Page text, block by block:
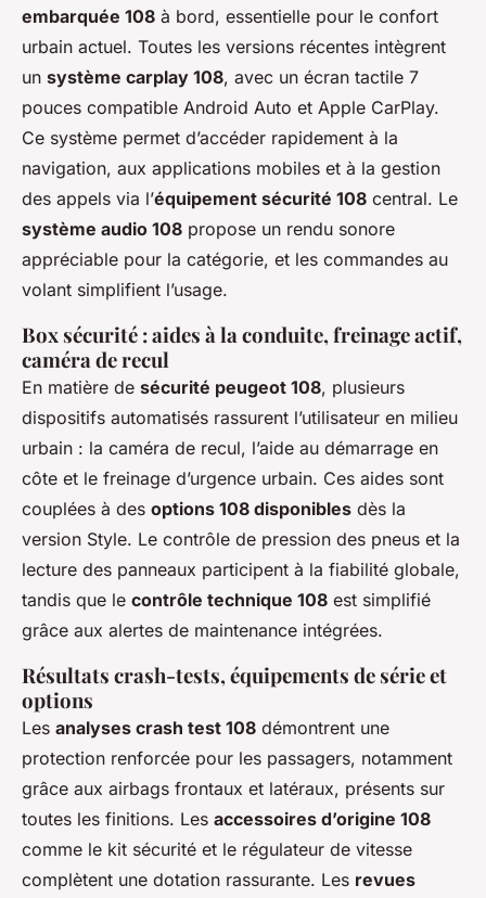
embarquée 108 à bord, essentielle pour le confort
urbain actuel. Toutes les versions récentes intègrent
un système carplay 108, avec un écran tactile 7
pouces compatible Android Auto et Apple CarPlay.
Ce système permet d’accéder rapidement à la
navigation, aux applications mobiles et à la gestion
des appels via l’équipement sécurité 108 central. Le
système audio 108 propose un rendu sonore
appréciable pour la catégorie, et les commandes au
volant simplifient l’usage.
Box sécurité : aides à la conduite, freinage actif,
caméra de recul
En matière de sécurité peugeot 108, plusieurs
dispositifs automatisés rassurent l’utilisateur en milieu
urbain : la caméra de recul, l’aide au démarrage en
côte et le freinage d’urgence urbain. Ces aides sont
couplées à des options 108 disponibles dès la
version Style. Le contrôle de pression des pneus et la
lecture des panneaux participent à la fiabilité globale,
tandis que le contrôle technique 108 est simplifié
grâce aux alertes de maintenance intégrées.
Résultats crash-tests, équipements de série et
options
Les analyses crash test 108 démontrent une
protection renforcée pour les passagers, notamment
grâce aux airbags frontaux et latéraux, présents sur
toutes les finitions. Les accessoires d’origine 108
comme le kit sécurité et le régulateur de vitesse
complètent une dotation rassurante. Les revues